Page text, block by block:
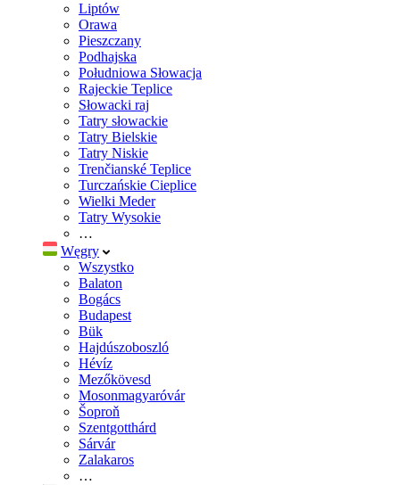
Liptów
Orawa
Pieszczany
Podhajska
Południowa Słowacja
Rajeckie Teplice
Słowacki raj
Tatry słowackie
Tatry Bielskie
Tatry Niskie
Trenčianské Teplice
Turczańskie Cieplice
Wielki Meder
Tatry Wysokie
…
Węgry
Wszystko
Balaton
Bogács
Budapest
Bük
Hajdúszoboszló
Hévíz
Mezőkövesd
Mosonmagyaróvár
Šoproň
Szentgotthárd
Sárvár
Zalakaros
…